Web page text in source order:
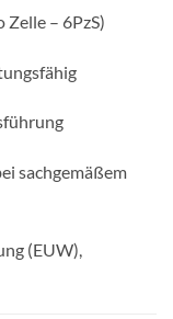
– 6PzS)
sachgemäßem
(EUW),